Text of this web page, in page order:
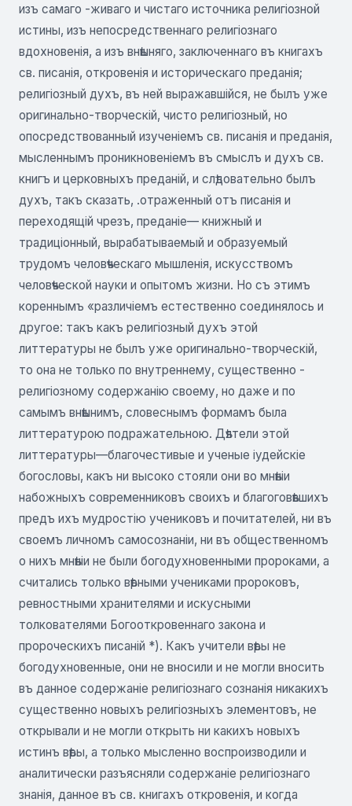
изъ самаго -живаго и чистаго источника религіозной
истины, изъ непосредственнаго религіознаго
вдохновенія, а изъ внѣшняго, заключеннаго въ книгахъ
св. писанія, откровенія и историческаго преданія;
религіозный духъ, въ ней выражавшійся, не былъ уже
оригинально-творческій, чисто религіозный, но
опосредствованный изученіемъ св. писанія и преданія,
мысленнымъ проникновеніемъ въ смыслъ и духъ св.
книгъ и церковныхъ преданій, и слѣдовательно былъ
духъ, такъ сказать, .отраженный отъ писанія и
переходящій чрезъ, преданіе— книжный и
традиціонный, вырабатываемый и образуемый
трудомъ человѣческаго мышленія, искусствомъ
человѣческой науки и опытомъ жизни. Но съ этимъ
кореннымъ «различіемъ естественно соединялось и
другое: такъ какъ религіозный духъ этой
литтературы не былъ уже оригинально-творческій,
то она не только по внутреннему, существенно -
религіозному содержанію своему, но даже и по
самымъ внѣшнимъ, словеснымъ формамъ была
литтературою подражательною. Дѣятели этой
литтературы—благочестивые и ученые іудейскіе
богословы, какъ ни высоко стояли они во мнѣніи
набожныхъ современниковъ своихъ и благоговѣвшихъ
предъ ихъ мудростію учениковъ и почитателей, ни въ
своемъ личномъ самосознаніи, ни въ общественномъ
о нихъ мнѣніи не были богодухновенными пророками, а
считались только вѣрными учениками пророковъ,
ревностными хранителями и искусными
толкователями Богооткровеннаго закона и
пророческихъ писаній *). Какъ учители вѣры не
богодухновенные, они не вносили и не могли вносить
въ данное содержаніе религіознаго сознанія никакихъ
существенно новыхъ религіозныхъ элементовъ, не
открывали и не могли открыть ни какихъ новыхъ
истинъ вѣры, а только мысленно воспроизводили и
аналитически разъясняли содержаніе религіознаго
знанія, данное въ св. книгахъ откровенія, и когда